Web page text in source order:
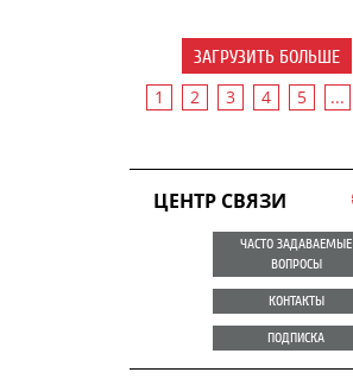
ЗАГРУЗИТЬ БОЛЬШЕ
1 2 3 4 5 ...
ЦЕНТР СВЯЗИ
ЧАСТО ЗАДАВАЕМЫЕ
ВОПРОСЫ
КОНТАКТЫ
ПОДПИСКА